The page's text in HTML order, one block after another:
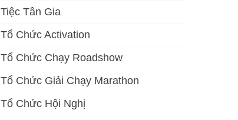
Tiệc Tân Gia
Tổ Chức Activation
Tổ Chức Chạy Roadshow
Tổ Chức Giải Chạy Marathon
Tổ Chức Hội Nghị